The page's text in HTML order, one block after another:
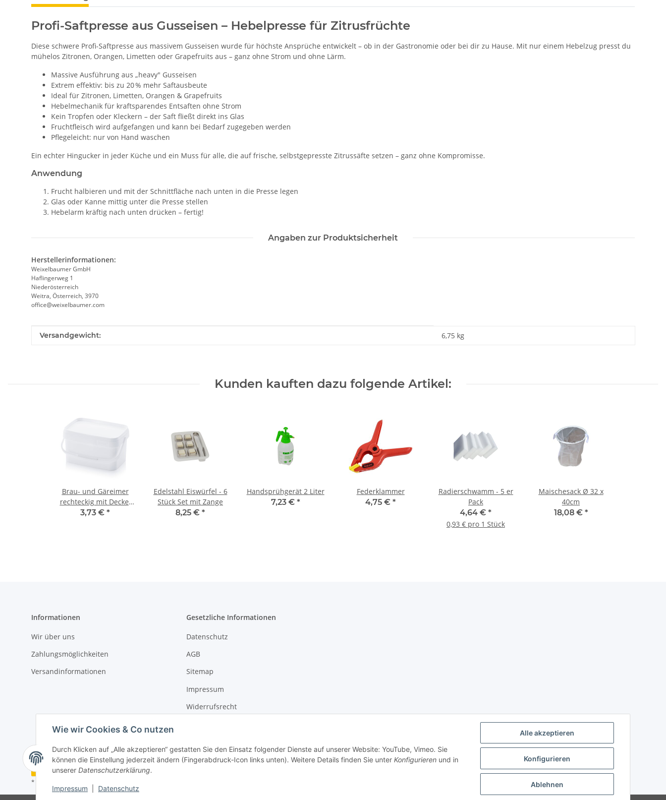
Alle akzeptieren
Konfigurieren
Ablehnen
Wie wir Cookies & Co nutzen
Durch Klicken auf „Alle akzeptieren“ gestatten Sie den Einsatz folgender Dienste auf unserer Website: YouTube, Vimeo. Sie
können die Einstellung jederzeit ändern (Fingerabdruck-Icon links unten). Weitere Details finden Sie unter Konfigurieren und in
unserer Datenschutzerklärung.
Impressum Datenschutz
Profi-Saftpresse aus Gusseisen – Hebelpresse für Zitrusfrüchte
Diese schwere Profi-Saftpresse aus massivem Gusseisen wurde für höchste Ansprüche entwickelt – ob in der Gastronomie oder bei dir zu Hause. Mit nur einem Hebelzug presst du
mühelos Zitronen, Orangen, Limetten oder Grapefruits aus – ganz ohne Strom und ohne Lärm.
Massive Ausführung aus „heavy" Gusseisen
Extrem effektiv: bis zu 20 % mehr Saftausbeute
Ideal für Zitronen, Limetten, Orangen & Grapefruits
Hebelmechanik für kraftsparendes Entsaften ohne Strom
Kein Tropfen oder Kleckern – der Saft fließt direkt ins Glas
Fruchtfleisch wird aufgefangen und kann bei Bedarf zugegeben werden
Pflegeleicht: nur von Hand waschen
Ein echter Hingucker in jeder Küche und ein Muss für alle, die auf frische, selbstgepresste Zitrussäfte setzen – ganz ohne Kompromisse.
Anwendung
Frucht halbieren und mit der Schnittfläche nach unten in die Presse legen
Glas oder Kanne mittig unter die Presse stellen
Hebelarm kräftig nach unten drücken – fertig!
Angaben zur Produktsicherheit
Herstellerinformationen:
Weixelbaumer GmbH
Haflingerweg 1
Niederösterreich
Weitra, Österreich, 3970
office@weixelbaumer.com
Produkteigenschaft
Wert
Versandgewicht: 6,75 kg
Kunden kauften dazu folgende Artikel:
Brau- und Gäreimer
rechteckig mit Deckel
und Bügel - 5,6 Liter
3,73 € *
Edelstahl Eiswürfel - 6
Stück Set mit Zange
8,25 € *
Handsprühgerät 2 Liter
7,23 € *
Federklammer
4,75 € *
Radierschwamm - 5 er
Pack
4,64 € *
0,93 € pro 1 Stück
Maischesack Ø 32 x
40cm
18,08 € *
Informationen
Wir über uns
Zahlungsmöglichkeiten
Versandinformationen
Gesetzliche Informationen
Datenschutz
AGB
Sitemap
Impressum
Widerrufsrecht
Vertrag widerrufen
* Alle Preise inkl. gesetzlicher USt., zzgl.